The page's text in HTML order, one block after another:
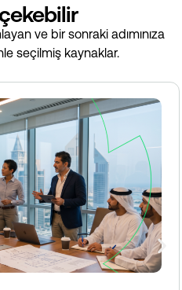
ve bir sonraki adımınıza
seçilmiş kaynaklar.